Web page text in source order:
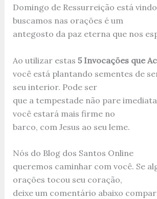
Domingo de Ressurreição está
buscamos nas orações é um
antegosto da paz eterna que nos
Ao utilizar estas 5 Invocações que
você está plantando sementes de
seu interior. Pode ser
que a tempestade não pare
você estará mais firme no
barco, com Jesus ao seu leme.
Nós do Blog dos Santos Online
queremos caminhar com você. Se
orações tocou seu coração,
deixe um comentário abaixo